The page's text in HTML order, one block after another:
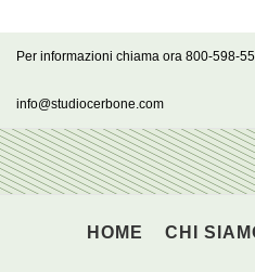
contenuto
Per informazioni chiama ora 800-598-
info@studiocerbone.com
HOME CHI